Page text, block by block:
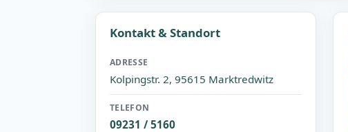
Kontakt & Standort
ADRESSE
Kolpingstr. 2, 95615 Marktredwitz
TELEFON
09231 / 5160